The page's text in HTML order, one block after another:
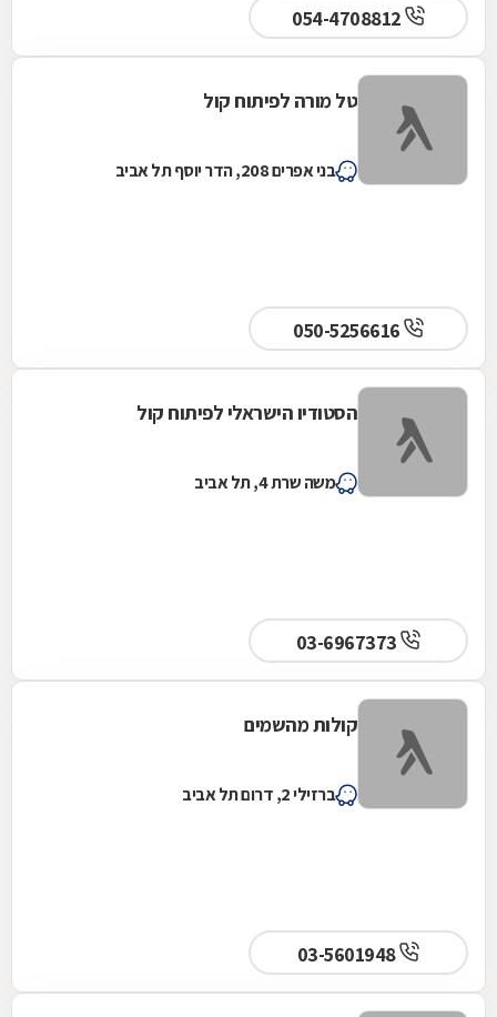
טל מורה לפיתוח קול
בני אפרים 208, הדר יוסף תל אביב
הסטודיו הישראלי לפיתוח קול
משה שרת 4, תל אביב
03-6967373
קולות מהשמים
ברזילי 2, דרום תל אביב
03-5601948